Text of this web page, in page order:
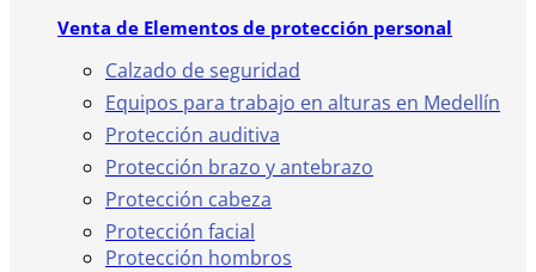
Venta de Elementos de protección personal
Calzado de seguridad
Equipos para trabajo en alturas en Medellín
Protección auditiva
Protección brazo y antebrazo
Protección cabeza
Protección facial
Protección hombros